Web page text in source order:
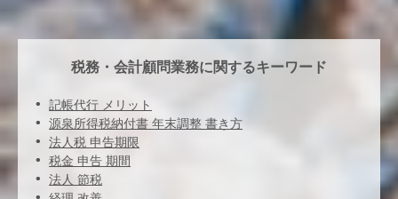
税務・会計顧問業務に関するキーワード
記帳代行 メリット
源泉所得税納付書 年末調整 書き方
法人税 申告期限
税金 申告 期間
法人 節税